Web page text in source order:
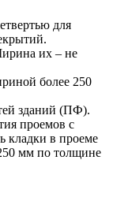
для
их – не
более 250
зданий (ПФ).
проемов с
кладки в проеме
мм по толщине